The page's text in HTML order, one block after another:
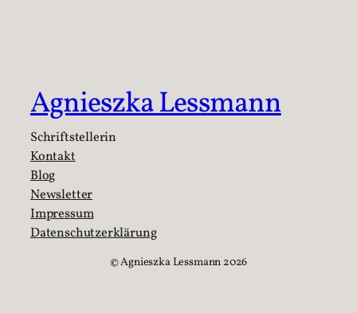
Agnieszka Lessmann
Schriftstellerin
Kontakt
Blog
Newsletter
Impressum
Datenschutzerklärung
©️ Agnieszka Lessmann 2026